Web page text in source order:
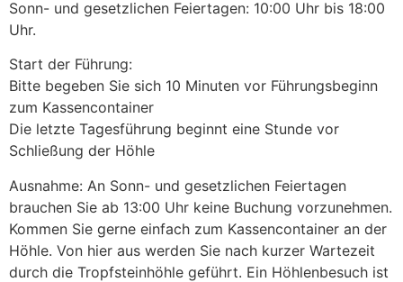
Sonn- und gesetzlichen Feiertagen: 10:00 Uhr bis 18:00
Uhr.
Start der Führung:
Bitte begeben Sie sich 10 Minuten vor Führungsbeginn
zum Kassencontainer
Die letzte Tagesführung beginnt eine Stunde vor
Schließung der Höhle
Ausnahme: An Sonn- und gesetzlichen Feiertagen
brauchen Sie ab 13:00 Uhr keine Buchung vorzunehmen.
Kommen Sie gerne einfach zum Kassencontainer an der
Höhle. Von hier aus werden Sie nach kurzer Wartezeit
durch die Tropfsteinhöhle geführt. Ein Höhlenbesuch ist